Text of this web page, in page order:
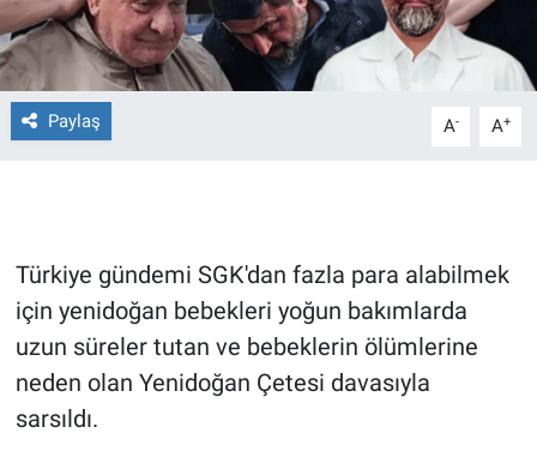
Paylaş A- A+
Türkiye gündemi SGK'dan fazla para alabilmek
için yenidoğan bebekleri yoğun bakımlarda
uzun süreler tutan ve bebeklerin ölümlerine
neden olan Yenidoğan Çetesi davasıyla
sarsıldı.
Gün Bitiyor
Gün Ortası
Gündem Özel
İlan
Kimdir